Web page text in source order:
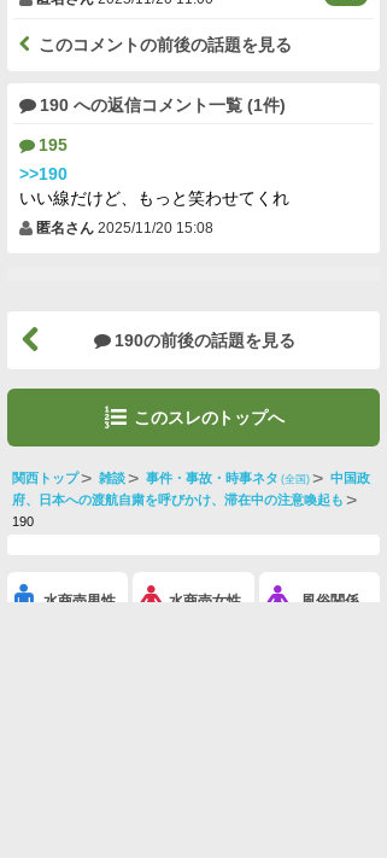
このコメントの前後の話題を見る
190 への返信コメント一覧 (1件)
195
>>190
いい線だけど、もっと笑わせてくれ
匿名さん 2025/11/20 15:08
190の前後の話題を見る
このスレのトップへ
関西トップ 雑談 事件・事故・時事ネタ (全国) 中国政
府、日本への渡航自粛を呼びかけ、滞在中の注意喚起も
190
水商売男性 水商売女性 風俗関係